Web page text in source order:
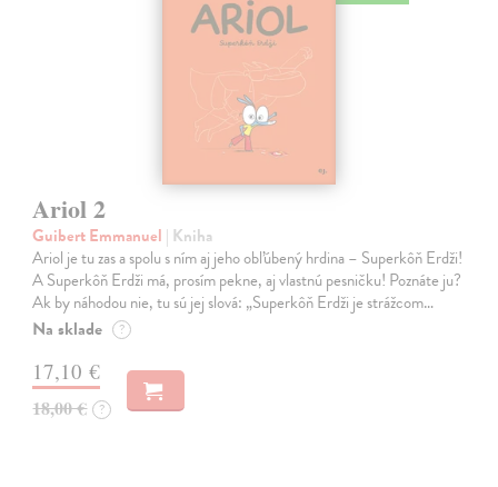
Ariol 2
Guibert Emmanuel | Kniha
Ariol je tu zas a spolu s ním aj jeho obľúbený hrdina – Superkôň Erdži!
A Superkôň Erdži má, prosím pekne, aj vlastnú pesničku! Poznáte ju?
Ak by náhodou nie, tu sú jej slová: „Superkôň Erdži je strážcom…
Na sklade ?
17,10 €
18,00 € ?